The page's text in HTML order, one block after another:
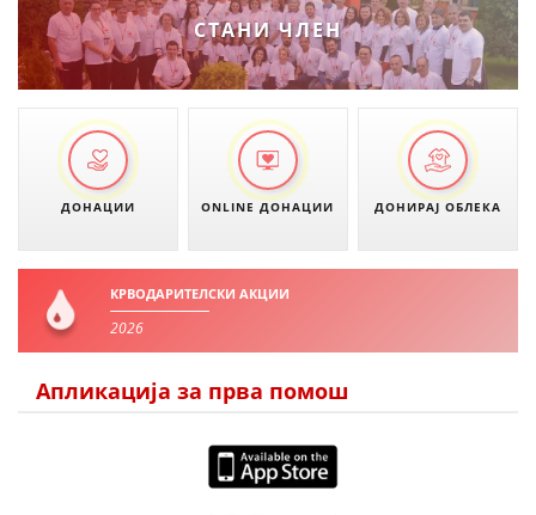
ДИСЕМИНАЦИЈА
MЕЃУНАРОДНО ХУМАНИТАРНО ПРАВО
УПОТРЕБА И ЗАШТИТА НА АМБЛЕМОТ
СОЦИЈАЛНО ХУМАНИТАРНА ДЕЈНОСТ
ИСТРАЖУВАЊЕ НА ЈАВНО МИСЛЕЊЕ
СТАНИ ЧЛЕН
ДОНАЦИИ ONLINE ДОНАЦИИ ДОНИРАЈ ОБЛЕКА
КРВОДАРИТЕЛСКИ АКЦИИ
2026
Апликација за прва помош